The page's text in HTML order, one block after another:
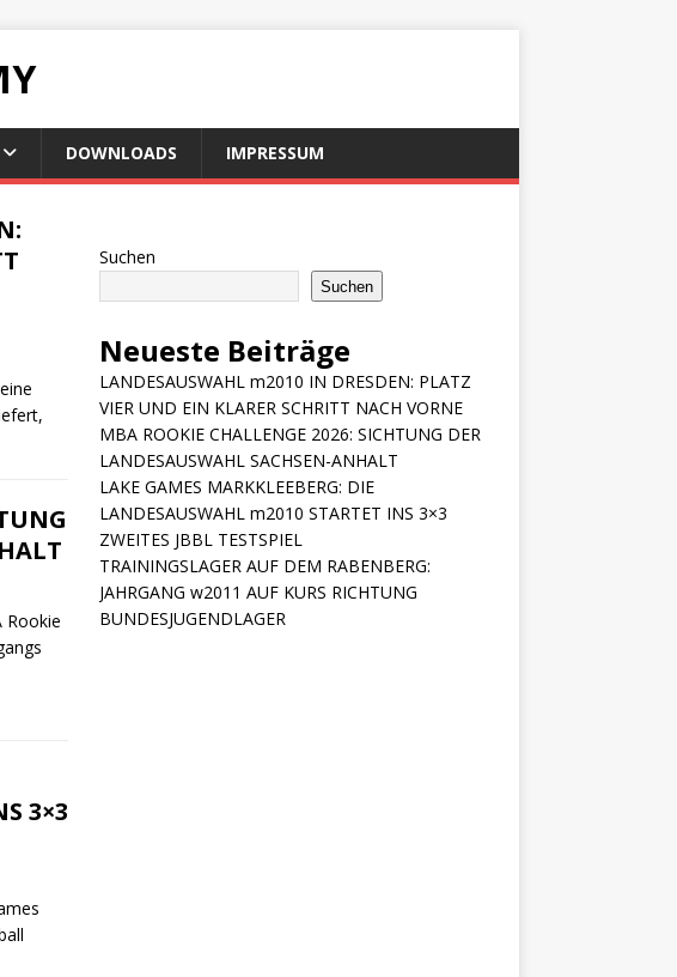
DOWNLOADS IMPRESSUM
Rookie
3×3
Suchen
Suchen
Neueste Beiträge
LANDESAUSWAHL m2010 IN DRESDEN: PLATZ
VIER UND EIN KLARER SCHRITT NACH VORNE
MBA ROOKIE CHALLENGE 2026: SICHTUNG DER
LANDESAUSWAHL SACHSEN-ANHALT
LAKE GAMES MARKKLEEBERG: DIE
LANDESAUSWAHL m2010 STARTET INS 3×3
ZWEITES JBBL TESTSPIEL
TRAININGSLAGER AUF DEM RABENBERG:
JAHRGANG w2011 AUF KURS RICHTUNG
BUNDESJUGENDLAGER